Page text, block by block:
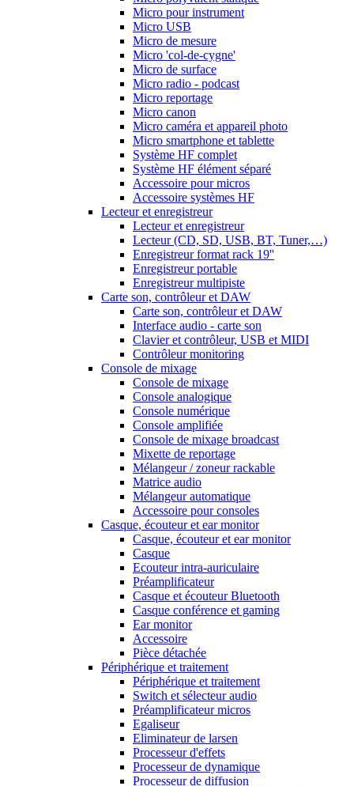
Micro pour instrument
Micro USB
Micro de mesure
Micro 'col-de-cygne'
Micro de surface
Micro radio - podcast
Micro reportage
Micro canon
Micro caméra et appareil photo
Micro smartphone et tablette
Système HF complet
Système HF élément séparé
Accessoire pour micros
Accessoire systèmes HF
Lecteur et enregistreur
Lecteur et enregistreur
Lecteur (CD, SD, USB, BT, Tuner,…)
Enregistreur format rack 19''
Enregistreur portable
Enregistreur multipiste
Carte son, contrôleur et DAW
Carte son, contrôleur et DAW
Interface audio - carte son
Clavier et contrôleur, USB et MIDI
Contrôleur monitoring
Console de mixage
Console de mixage
Console analogique
Console numérique
Console amplifiée
Console de mixage broadcast
Mixette de reportage
Mélangeur / zoneur rackable
Matrice audio
Mélangeur automatique
Accessoire pour consoles
Casque, écouteur et ear monitor
Casque, écouteur et ear monitor
Casque
Ecouteur intra-auriculaire
Préamplificateur
Casque et écouteur Bluetooth
Casque conférence et gaming
Ear monitor
Accessoire
Pièce détachée
Périphérique et traitement
Périphérique et traitement
Switch et sélecteur audio
Préamplificateur micros
Egaliseur
Eliminateur de larsen
Processeur d'effets
Processeur de dynamique
Processeur de diffusion